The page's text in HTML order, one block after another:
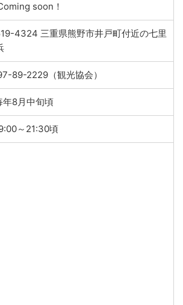
soon！
4324 三重県熊野市井戸町付近の七里
89-2229（観光協会）
8月中旬頃
～21:30頃